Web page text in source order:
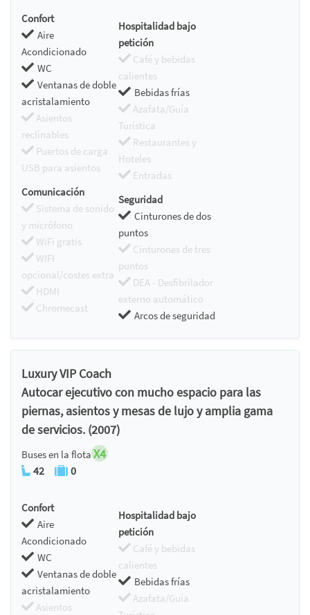
Confort
Aire
Acondicionado
WC
Ventanas de doble
acristalamiento
Asientos
reclinables
Puertos de carga
USB para asientos
Hospitalidad bajo
petición
Café y bebidas
calientes
Bebidas frías
Azafata/Guía
Turística
Restaurantes y
Hoteles
Entradas
Comunicación
Sistema de sonido
y micrófono
WiFi gratis
WIFI
opcional/costes extra
HDMI
Chromecast
Seguridad
Cinturones de dos
puntos
Cinturones de tres
puntos
DEA - Desfibrilador
externo automático
Arcos de seguridad
Luxury VIP Coach
Autocar ejecutivo con mucho espacio para las
piernas, asientos y mesas de lujo y amplia gama
de servicios. (2007)
Buses en la flota X4
42 0
Confort
Aire
Acondicionado
WC
Ventanas de doble
acristalamiento
Asientos
Hospitalidad bajo
petición
Café y bebidas
calientes
Bebidas frías
Azafata/Guía